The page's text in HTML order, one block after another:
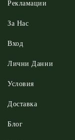
Рекламации
За Нас
Вход
Лични Данни
Условия
Доставка
Блог